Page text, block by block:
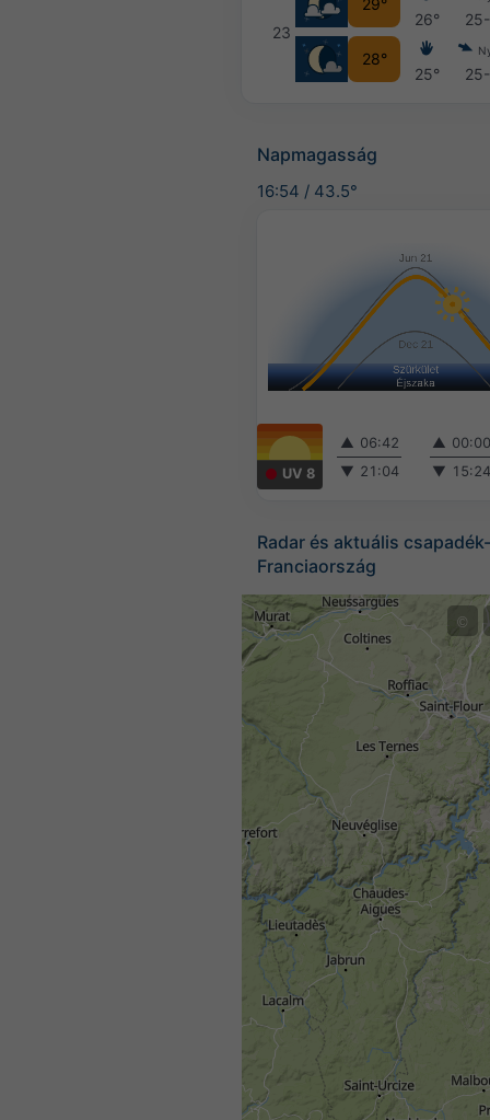
23
29°
28°
26°
25°
Napmagasság
16:54 / 43.5°
UV 8
▲ 06:42
▼ 21:04
▲
▼
Radar és aktuális
Franciaország
©